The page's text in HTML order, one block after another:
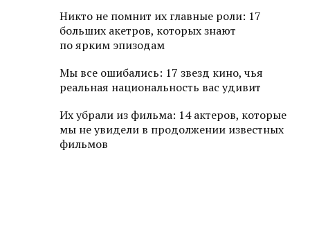
Никто не помнит их главные роли: 17
больших акетров, которых знают
по ярким эпизодам
Мы все ошибались: 17 звезд кино, чья
реальная национальность вас удивит
Их убрали из фильма: 14 актеров, которые
мы не увидели в продолжении известных
фильмов